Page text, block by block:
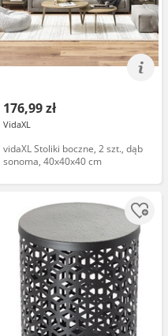
176,99 zł
VidaXL
vidaXL Stoliki boczne, 2 szt., dąb
sonoma, 40x40x40 cm